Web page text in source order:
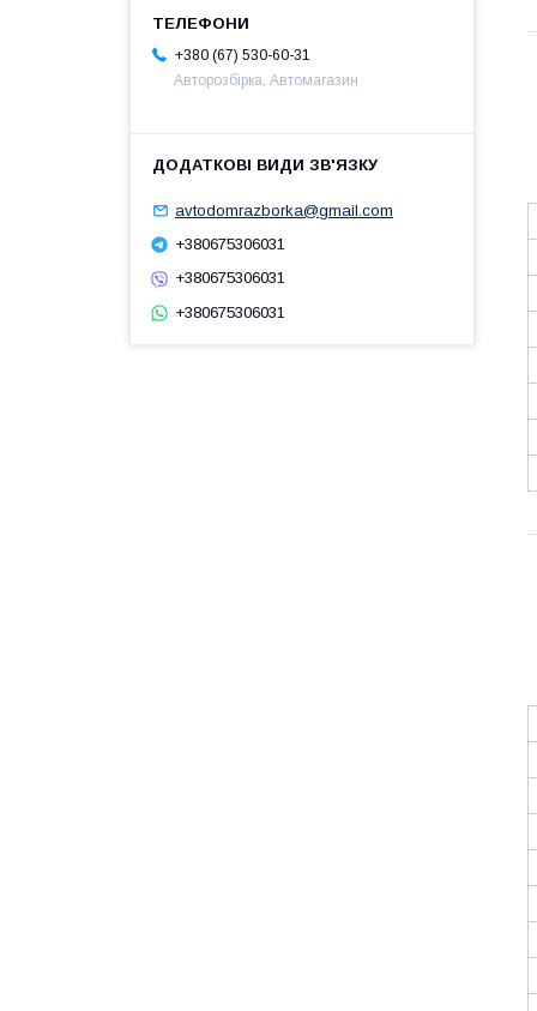
+380 (67) 530-60-31
Авторозбірка, Автомагазин
avtodomrazborka@gmail.com
+380675306031
+380675306031
+380675306031